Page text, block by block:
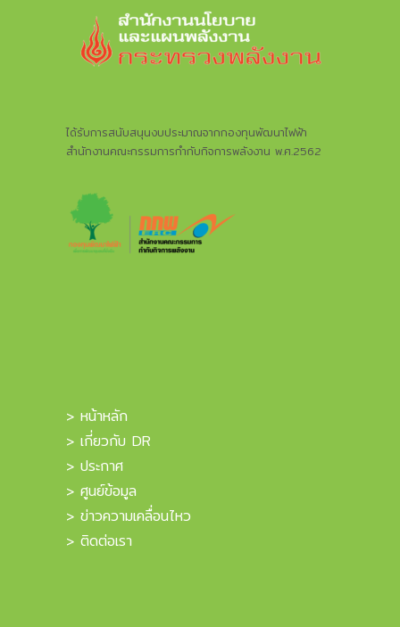
ได้รับการสนับสนุนงบประมาณจากกองทุนพัฒนาไฟฟ้า
สำนักงานคณะกรรมการกำกับกิจการพลังงาน พ.ศ.2562
> หน้าหลัก
> เกี่ยวกับ DR
> ประกาศ
> ศูนย์ข้อมูล
> ข่าวความเคลื่อนไหว
> ติดต่อเรา